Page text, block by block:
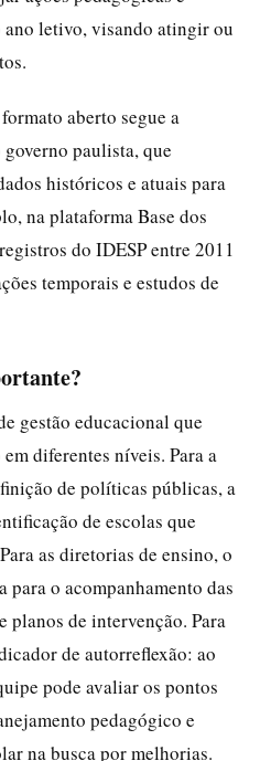
letivo, visando atingir ou
aberto segue a
paulista, que
históricos e atuais para
na plataforma Base dos
do IDESP entre 2011
temporais e estudos de
gestão educacional que
diferentes níveis. Para a
de políticas públicas, a
de escolas que
as diretorias de ensino, o
o acompanhamento das
planos de intervenção. Para
de autorreflexão: ao
pode avaliar os pontos
pedagógico e
na busca por melhorias.